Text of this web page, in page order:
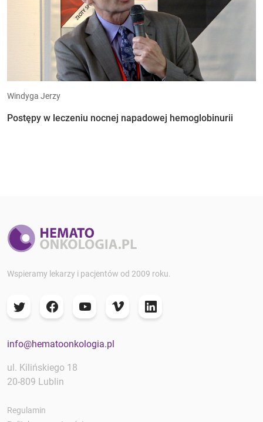
Windyga Jerzy
Postępy w leczeniu nocnej napadowej hemoglobinurii
Wspieramy lekarzy i pacjentów od 2009 roku.
info@hematoonkologia.pl
ul. Kilińskiego 18
20-809 Lublin
Regulamin